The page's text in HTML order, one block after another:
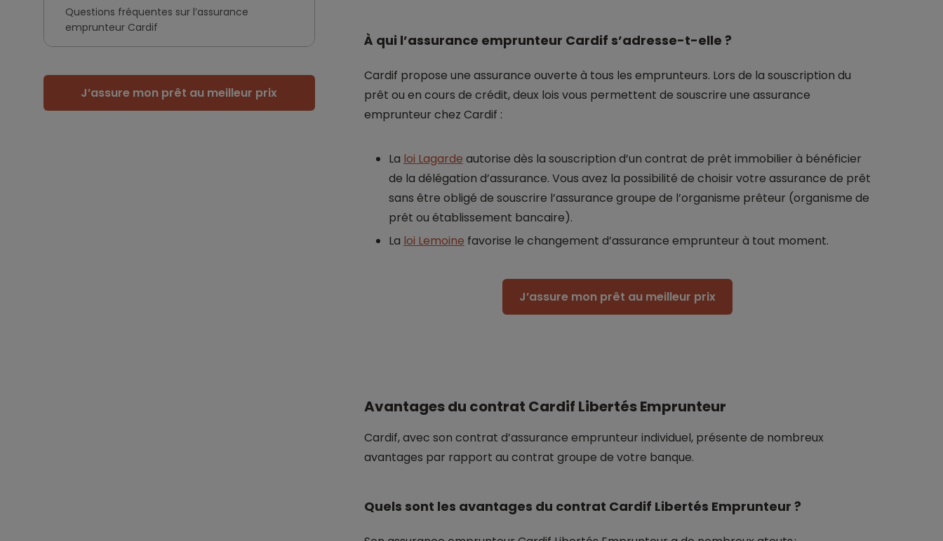
Questions fréquentes sur l’assurance
emprunteur Cardif
J’assure mon prêt au meilleur prix
À qui l’assurance emprunteur Cardif s’adresse-t-elle ?
Cardif propose une assurance ouverte à tous les emprunteurs. Lors de la souscription du
prêt ou en cours de crédit, deux lois vous permettent de souscrire une assurance
emprunteur chez Cardif :
La loi Lagarde autorise dès la souscription d’un contrat de prêt immobilier à bénéficier
de la délégation d’assurance. Vous avez la possibilité de choisir votre assurance de prêt
sans être obligé de souscrire l’assurance groupe de l’organisme prêteur (organisme de
prêt ou établissement bancaire).
La loi Lemoine favorise le changement d’assurance emprunteur à tout moment.
J’assure mon prêt au meilleur prix
Avantages du contrat Cardif Libertés Emprunteur
Cardif, avec son contrat d’assurance emprunteur individuel, présente de nombreux
avantages par rapport au contrat groupe de votre banque.
Quels sont les avantages du contrat Cardif Libertés Emprunteur ?